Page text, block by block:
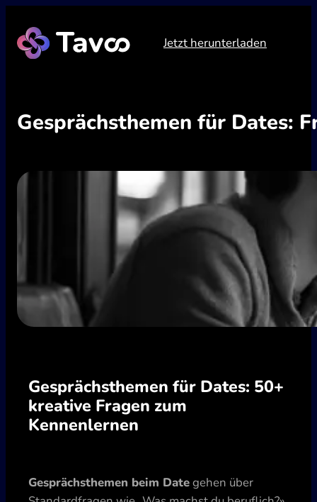
Inhalt
springen
Jetzt herunterladen
Gesprächsthemen für Dates:
Gesprächsthemen für Dates: 50+
kreative Fragen zum
Kennenlernen
Gesprächsthemen beim Dategehen über